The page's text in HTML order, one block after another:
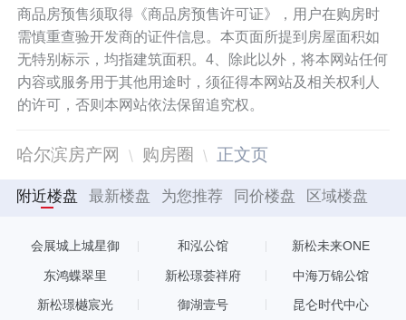
商品房预售须取得《商品房预售许可证》，用户在购房时
需慎重查验开发商的证件信息。本页面所提到房屋面积如
无特别标示，均指建筑面积。4、除此以外，将本网站任何
内容或服务用于其他用途时，须征得本网站及相关权利人
的许可，否则本网站依法保留追究权。
哈尔滨房产网 购房圈 正文页
附近楼盘 最新楼盘 为您推荐 同价楼盘 区域楼盘
会展城上城星御 和泓公馆 新松未来ONE
东鸿蝶翠里 新松璟荟祥府 中海万锦公馆
新松璟樾宸光 御湖壹号 昆仑时代中心